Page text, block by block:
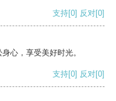
支持[0] 反对[0]
心，享受美好时光。
支持[0] 反对[0]